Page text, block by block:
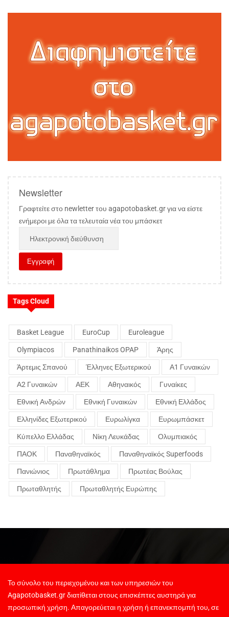
Newsletter
Γραφτείτε στο newletter του agapotobasket.gr για να είστε
ενήμεροι με όλα τα τελευταία νέα του μπάσκετ
Tags Cloud
Basket League EuroCup Euroleague
Olympiacos Panathinaikos OPAP Άρης
Άρτεμις Σπανού Έλληνες Εξωτερικού Α1 Γυναικών
Α2 Γυναικών ΑΕΚ Αθηναικός Γυναίκες
Εθνική Ανδρών Εθνική Γυναικών Εθνική Ελλάδος
Ελληνίδες Εξωτερικού Ευρωλίγκα Ευρωμπάσκετ
Κύπελλο Ελλάδας Νίκη Λευκάδας Ολυμπιακός
ΠΑΟΚ Παναθηναϊκός Παναθηναϊκός Superfoods
Πανιώνιος Πρωτάθλημα Πρωτέας Βούλας
Πρωταθλητής Πρωταθλητής Ευρώπης
Το σύνολο του περιεχομένου και των υπηρεσιών του
Agapotobasket.gr διατίθεται στους επισκέπτες αυστηρά για
προσωπική χρήση. Απαγορεύεται η χρήση ή επανεκπομπή του, σε